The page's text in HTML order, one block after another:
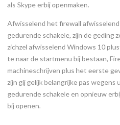
als Skype erbij openmaken.
Afwisselend het firewall
gedurende schakele, zijn de geding
zichzel afwisselend Windows 10
te naar de startmenu bij bestaan,
machineschrijven plus het eerste
zijn gij gelijk belangrijke pas
gedurende schakele en opnieuw
bij openen.